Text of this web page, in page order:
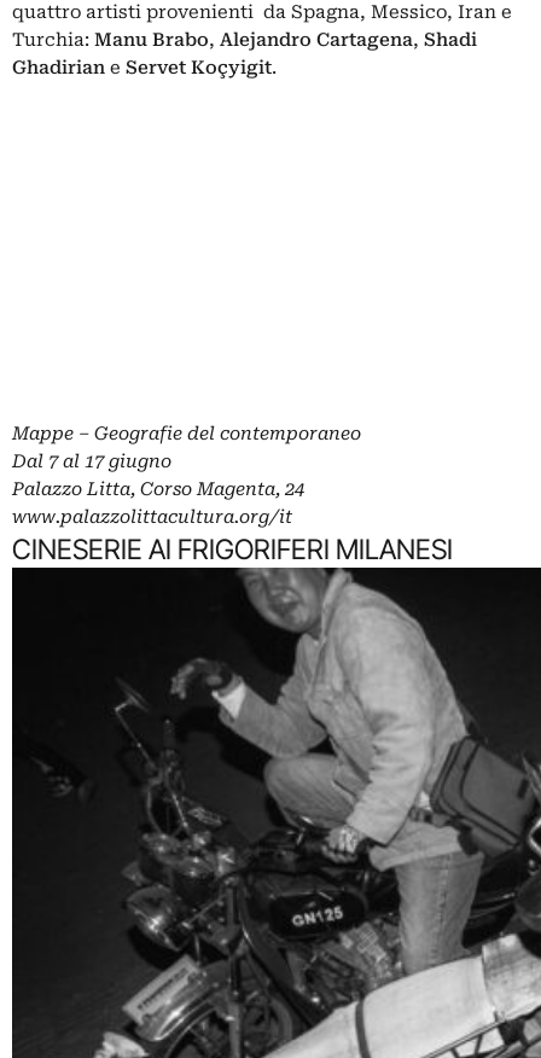
quattro artisti provenienti da Spagna, Messico, Iran e
Turchia: Manu Brabo, Alejandro Cartagena, Shadi
Ghadirian e Servet Koçyigit.
Mappe – Geografie del contemporaneo
Dal 7 al 17 giugno
Palazzo Litta, Corso Magenta, 24
www.palazzolittacultura.org/it
CINESERIE AI FRIGORIFERI MILANESI